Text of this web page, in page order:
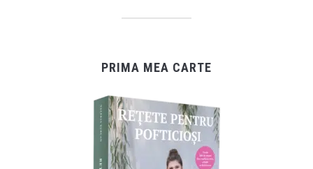
PRIMA MEA CARTE